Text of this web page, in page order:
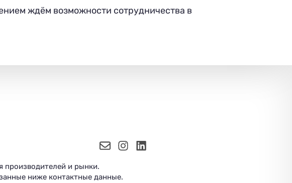
ждём возможности сотрудничества в
производителей и рынки.
ниже контактные данные.